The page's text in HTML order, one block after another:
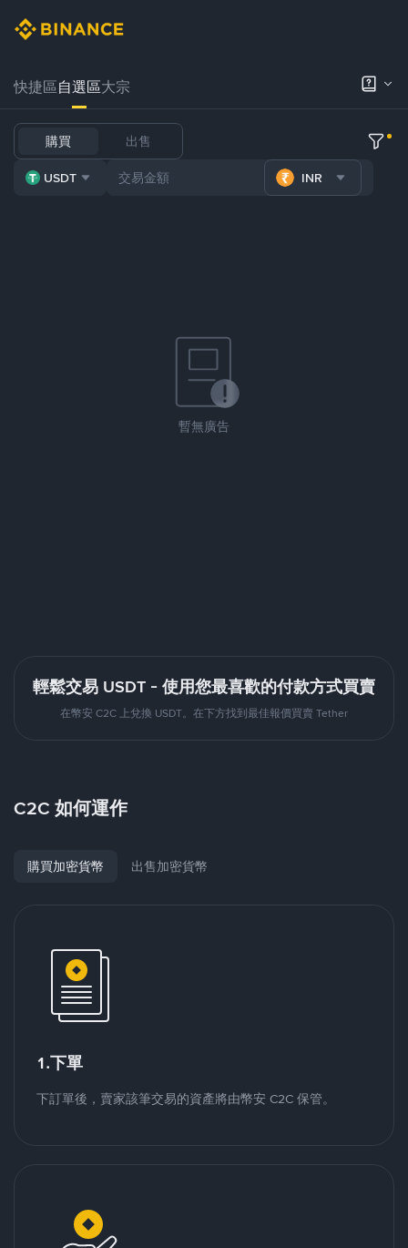
快捷區自選區大宗
購買 出售
USDT INR
暫無廣告
輕鬆交易 USDT - 使用您最喜歡的付款方式買賣
在幣安 C2C 上兌換 USDT。在下方找到最佳報價買賣 Tether
C2C 如何運作
購買加密貨幣 出售加密貨幣
1.下單
下訂單後，賣家該筆交易的資產將由幣安 C2C 保管。